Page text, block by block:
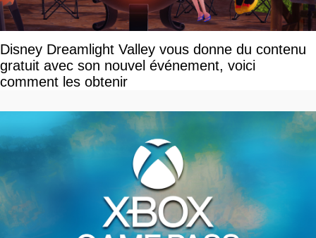
Disney Dreamlight Valley vous donne du contenu
gratuit avec son nouvel événement, voici
comment les obtenir